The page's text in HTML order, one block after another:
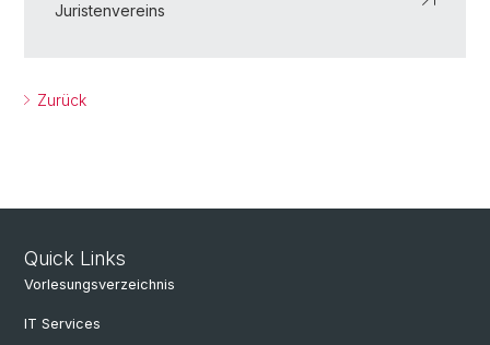
Juristenvereins
Zurück
Quick Links
Vorlesungsverzeichnis
IT Services